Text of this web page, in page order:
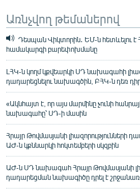
Առնչվող թեմաներով
Դեսպան Վիկտորին․ ԵՄ-ն հետևելու
համակարգի բարեփոխմանը
ԼՀԿ-ն կողմ կքվեարկի ՍԴ նախագահի
դադարեցնելու նախագծին, ԲՀԿ-ն դեռ
«Ակնհայտ է, որ այս մարմինը չունի
նախագահը՝ ՍԴ-ի մասին
Հրայր Թովմասյանի
ԱԺ-ն կքննարկի հոկտեմբերի սկզբին
ԱԺ-ն ՍԴ նախագահ Հրայր Թովմասյանի
դադարեցման նախագիծը դրել է